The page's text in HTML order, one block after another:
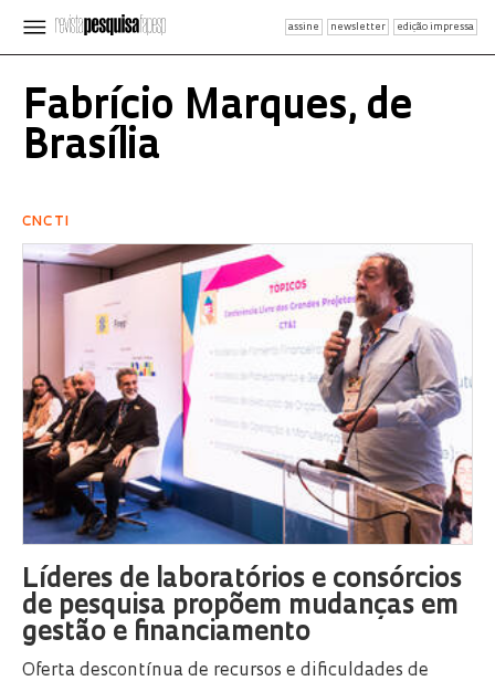
assine newsletter edição impressa
Fabrício Marques, de
Brasília
CNCTI
Líderes de laboratórios e consórcios
de pesquisa propõem mudanças em
gestão e financiamento
Oferta descontínua de recursos e dificuldades de